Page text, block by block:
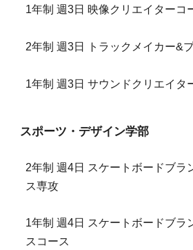
1年制 週3日 映像クリエイターコ
2年制 週3日 トラックメイカー&
1年制 週3日 サウンドクリエイタ
スポーツ・デザイン学部
2年制 週4日 スケートボードブラ
ス専攻
1年制 週4日 スケートボードブラ
スコース